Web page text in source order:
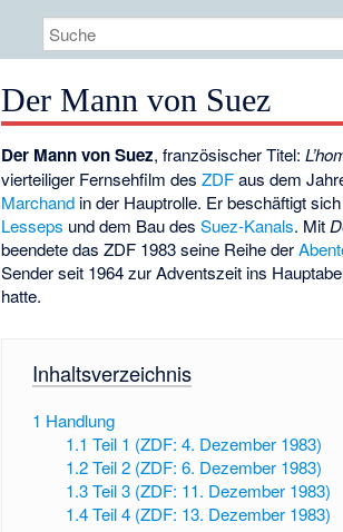
Der Mann von Suez
Der Mann von Suez, französischer Titel:
vierteiliger Fernsehfilm desZDFaus dem
Marchand in der Hauptrolle. Er beschäftigt
Lesseps und dem Bau desSuez-Kanals. Mit
beendete das ZDF 1983 seine Reihe der
Sender seit 1964 zur Adventszeit ins
hatte.
Inhaltsverzeichnis
1 Handlung
1.1 Teil 1 (ZDF: 4. Dezember 1983)
1.2 Teil 2 (ZDF: 6. Dezember 1983)
1.3 Teil 3 (ZDF: 11. Dezember 1983)
1.4 Teil 4 (ZDF: 13. Dezember 1983)